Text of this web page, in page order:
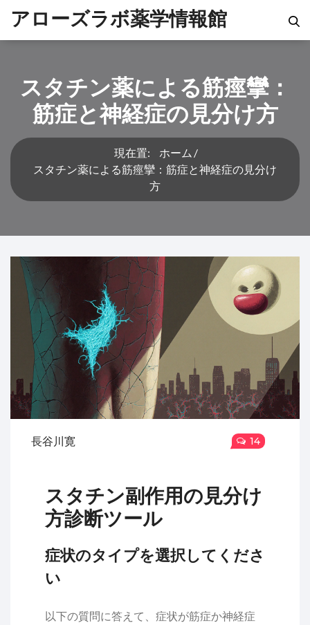
アローズラボ薬学情報館
スタチン薬による筋痙攣：
筋症と神経症の見分け方
現在置:
ホーム
スタチン薬による筋痙攣：筋症と神経症の見分け
方
長谷川寛 14
スタチン副作用の見分け
方診断ツール
症状のタイプを選択してくださ
い
以下の質問に答えて、症状が筋症か神経症